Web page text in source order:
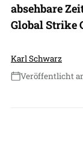
absehbare
Global Strike
Karl Schwarz
Veröffentlicht